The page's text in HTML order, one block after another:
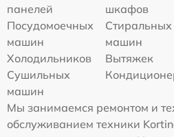
панелей
шкафов
Посудомоечных
машин
Стиральных
машин
Холодильников
Вытяжек
Сушильных
машин
Мы занимаемся ремонтом и
обслуживанием техники